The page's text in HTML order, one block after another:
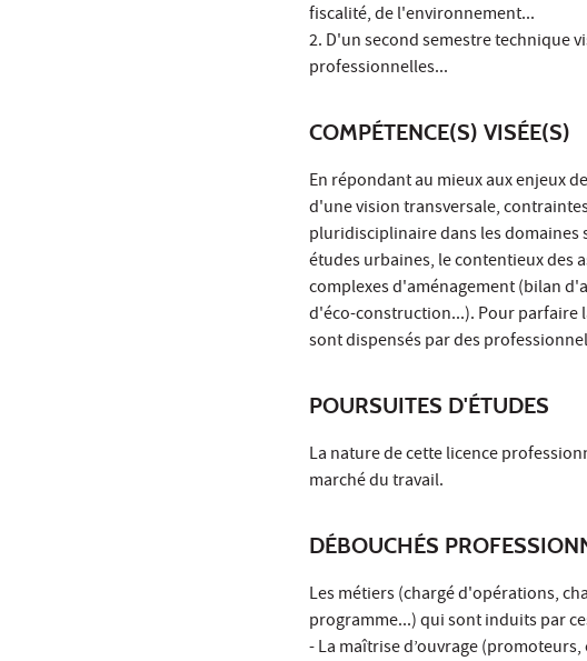
fiscalité, de l'environnement...
2. D'un second semestre technique
professionnelles...
COMPÉTENCE(S) VISÉE(S)
En répondant au mieux aux enjeux
d'une vision transversale,
pluridisciplinaire dans les domaines
études urbaines, le contentieux des
complexes d'aménagement (bilan
d'éco-construction...). Pour parfaire
sont dispensés par des
POURSUITES D'ÉTUDES
La nature de cette licence
marché du travail.
DÉBOUCHÉS
Les métiers (chargé d'opérations,
programme...) qui sont induits par
- La maîtrise d’ouvrage